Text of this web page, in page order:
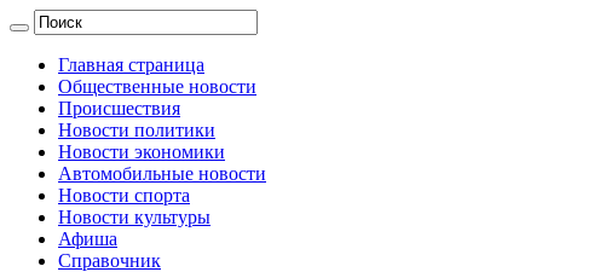
Главная страница
Общественные новости
Происшествия
Новости политики
Новости экономики
Автомобильные новости
Новости спорта
Новости культуры
Афиша
Справочник